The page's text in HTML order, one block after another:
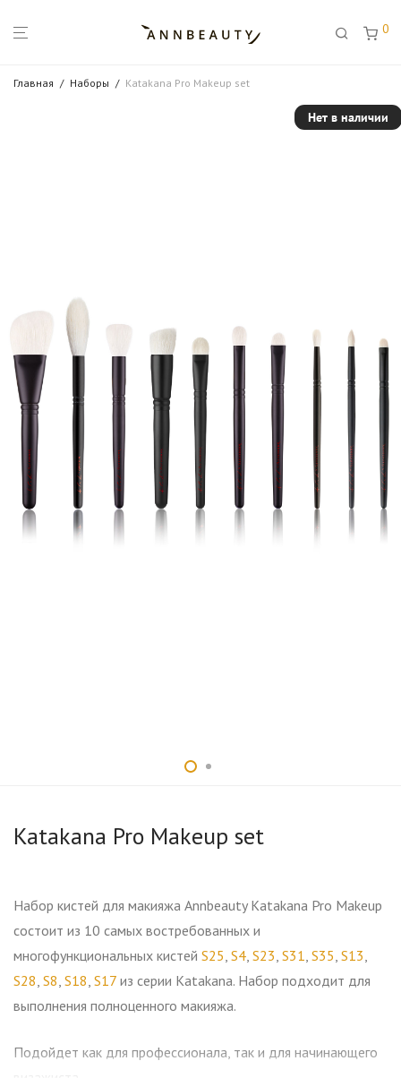
0
Главная / Наборы / Katakana Pro Makeup set
Нет в наличии
Katakana Pro Makeup set
Набор кистей для макияжа Annbeauty Katakana Pro Makeup
состоит из 10 самых востребованных и
многофункциональных кистей S25, S4, S23, S31, S35, S13,
S28, S8, S18, S17 из серии Katakana. Набор подходит для
выполнения полноценного макияжа.
Подойдет как для профессионала, так и для начинающего